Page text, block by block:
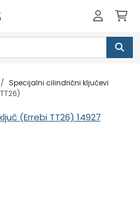
Specijalni cilindrični ključevi